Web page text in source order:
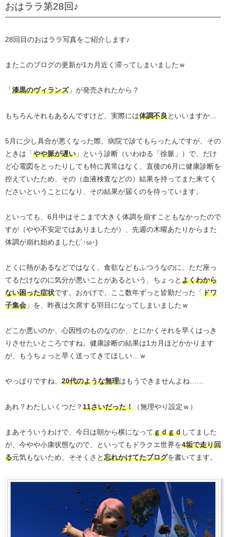
おはララ第28回♪
28回目のおはララ写真をご紹介します♪
またこのブログの更新が1カ月近く滞ってしまいましたｗ
「漆黒のヴィランズ」が発売されたから？
もちろんそれもあるんですけど、実際には体調不良といいますか…
5月に少し具合が悪くなった際、病院で診てもらったんですが、その
ときは「やや脈が遅い 」という診断（いわゆる「徐脈」）で、だけ
ど心電図をとったりしても特に異常はなく、直後の6月に健康診断を
控えていたため、その（血液検査などの）結果を持ってまた来てく
ださいということになり、その結果が届くのを待っています。
といっても、6月中はそこまで大きく体調を崩すこともなかったので
すが（やや不安定ではありましたが）、先週の木曜あたりからまた
体調が崩れ始めました(;´･ω･)
とくに熱があるなどではなく、食欲などもふつうなのに、ただ座っ
てるだけなのに気分が悪いことがあるという、ちょっとよくわから
ない困った症状です。おかげで、ここ数年ずっと皆勤だった「ドワ
子集会 」を、昨夜は欠席する羽目になってしまいましたｗ
どこか悪いのか、心因性のものなのか、とにかくそれを早くはっき
りさせたいところですね。健康診断の結果は1カ月ほどかかります
が、もうちょっと早く送ってきてほしい…ｗ
やっぱりですね、 20代のような無理はもうできませんよね……
あれ？わたしいくつだ？11さいだった！ （無理やり設定ｗ）
まあそういうわけで、今日は朝から横になってｇｄｇｄしてました
が、今やや小康状態なので、といってもドラクエ世界を4垢で走り回
る元気もないため、そそくさと忘れかけてたブログを書いてます。